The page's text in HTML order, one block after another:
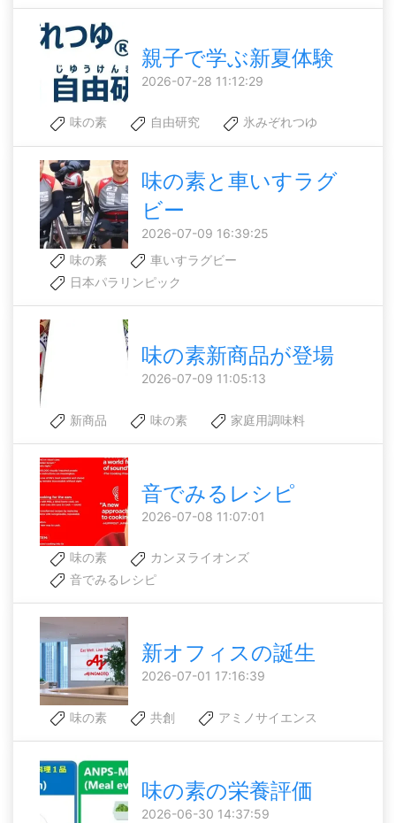
親子で学ぶ新夏体験
2026-07-28 11:12:29
味の素 自由研究 氷みぞれつゆ
味の素と車いすラグ
ビー
2026-07-09 16:39:25
味の素
車いすラグビー
日本パラリンピック
味の素新商品が登場
2026-07-09 11:05:13
新商品 味の素 家庭用調味料
音でみるレシピ
2026-07-08 11:07:01
味の素
カンヌライオンズ
音でみるレシピ
新オフィスの誕生
2026-07-01 17:16:39
味の素 共創 アミノサイエンス
味の素の栄養評価
2026-06-30 14:37:59